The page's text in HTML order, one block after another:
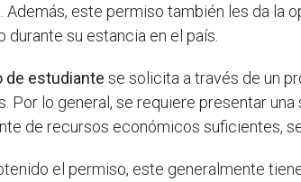
Además, este permiso también les da la
durante su estancia en el país.
de estudiante se solicita a través de un
Por lo general, se requiere presentar
de recursos económicos suficientes,
el permiso, este generalmente